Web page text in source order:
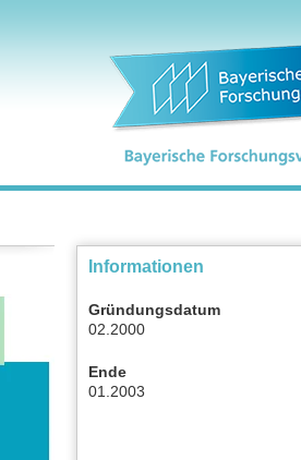
Informationen
Gründungsdatum
02.2000
Ende
01.2003